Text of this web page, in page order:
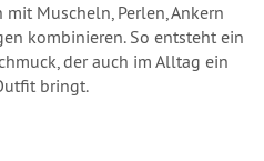
Muscheln, Perlen, Ankern
kombinieren. So entsteht ein
der auch im Alltag ein
bringt.